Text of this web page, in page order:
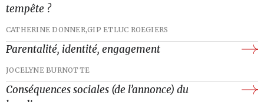
tempête ?
CATHERINE DONNER,GIP ETLUC ROEGIERS
Parentalité, identité, engagement
JOCELYNE BURNOTTE
Conséquences sociales (de l’annonce) du